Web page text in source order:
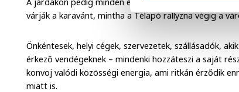
várják a karavánt, mintha a Télapó rallyzna végig a
Önkéntesek, helyi cégek, szervezetek, szállásadók,
érkező vendégeknek – mindenki hozzáteszi a saját
konvoj valódi közösségi energia, ami ritkán érződik
miatt is.